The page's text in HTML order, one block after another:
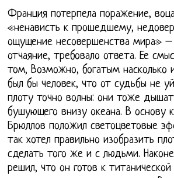
Франция потерпела поражение,
«ненависть к прошедшему,
ощущение несовершенства мира»
отчаяние, требовало ответа. Ее
том, Возможно, богатым насколько
был бы человек, что от судьбы не
плоту точно волны: они тоже
бушующего внизу океана. В основу
Брюллов положил светоцветовые
так хотел правильно изобразить
сделать того же и с людьми.
решил, что он готов к титанической